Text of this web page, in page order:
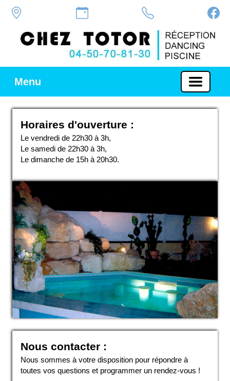
Menu
Horaires d'ouverture :
Le vendredi de 22h30 à 3h,
Le samedi de 22h30 à 3h,
Le dimanche de 15h à 20h30.
Nous contacter :
Nous sommes à votre disposition pour répondre à
toutes vos questions et programmer un rendez-vous !